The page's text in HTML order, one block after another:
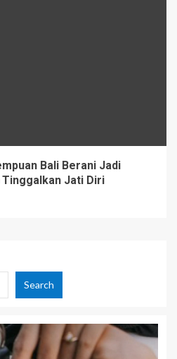
Bali Berani Jadi
Jati Diri
Search